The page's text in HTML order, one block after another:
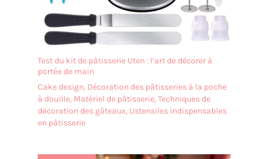
possible de chaque
Test du kit de pâtisserie Uten : l’art de décorer à
portée de main
Cake design, Décoration des pâtisseries à la poche
à douille, Matériel de pâtisserie,Techniques de
décoration des gâteaux, Ustensiles indispensables
en pâtisserie